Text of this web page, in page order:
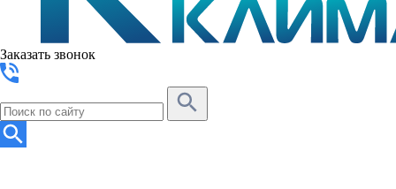
Заказать звонок